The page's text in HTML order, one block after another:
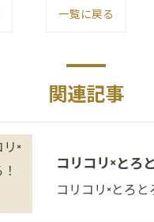
一覧に戻る
関連記事
コリコリ×とろ
コリコリ×とろと